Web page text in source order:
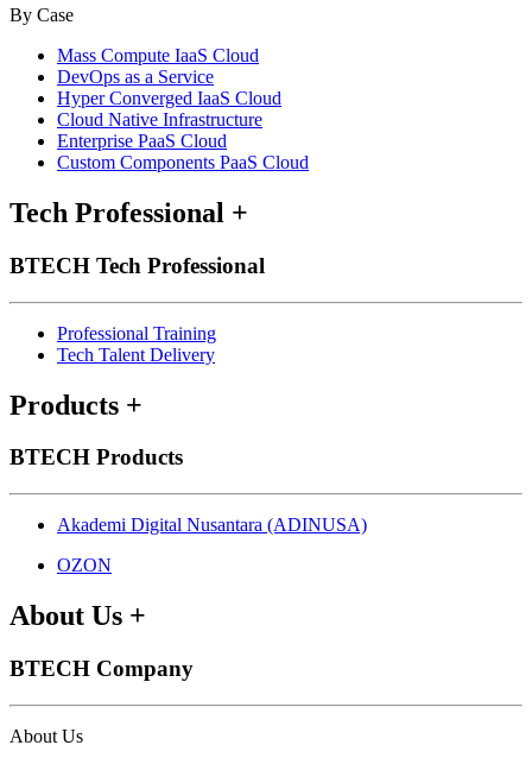
By Case
Mass Compute IaaS Cloud
DevOps as a Service
Hyper Converged IaaS Cloud
Cloud Native Infrastructure
Enterprise PaaS Cloud
Custom Components PaaS Cloud
Tech Professional +
BTECH Tech Professional
Professional Training
Tech Talent Delivery
Products +
BTECH Products
Akademi Digital Nusantara (ADINUSA)
OZON
About Us +
BTECH Company
About Us